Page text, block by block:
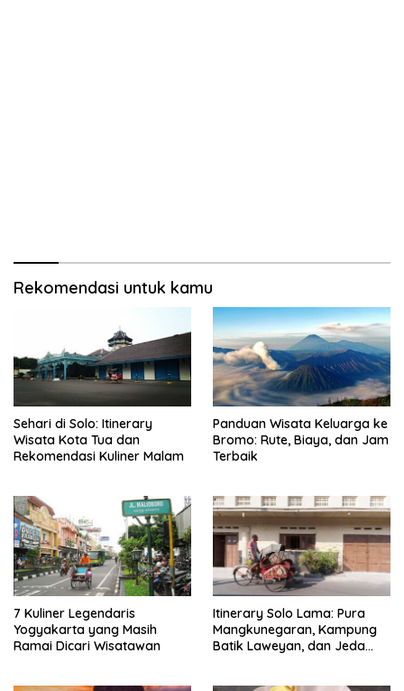
Rekomendasi untuk kamu
Sehari di Solo: Itinerary
Wisata Kota Tua dan
Rekomendasi Kuliner Malam
Panduan Wisata Keluarga ke
Bromo: Rute, Biaya, dan Jam
Terbaik
7 Kuliner Legendaris
Yogyakarta yang Masih
Ramai Dicari Wisatawan
Itinerary Solo Lama: Pura
Mangkunegaran, Kampung
Batik Laweyan, dan Jeda